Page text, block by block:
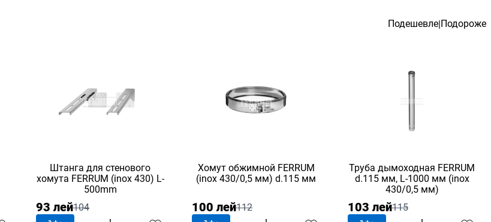
Подешевле|Подороже
Штанга для стенового
хомута FERRUM (inox 430) L-
500mm
93 лей104
Хомут обжимной FERRUM
(inox 430/0,5 мм) d.115 мм
100 лей112
Труба дымоходная FERRUM
d.115 мм, L-1000 мм (inox
430/0,5 мм)
103 лей115